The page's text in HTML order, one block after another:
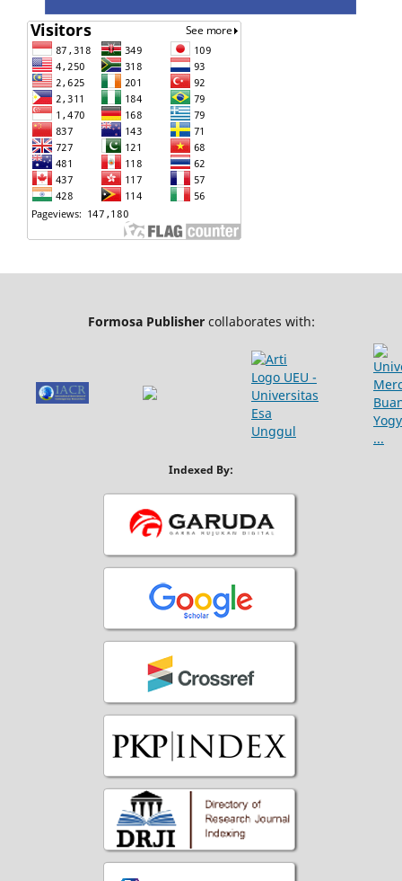
Formosa Publishercollaborates with:
Indexed By: